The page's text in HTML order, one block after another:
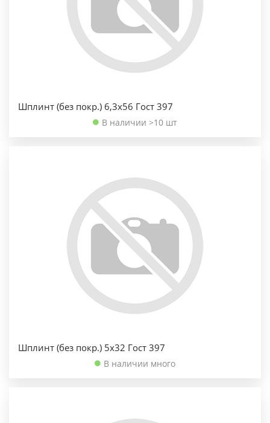
Шплинт (без покр.) 6,3х56 Гост 397
В наличии >10 шт
Шплинт (без покр.) 5х32 Гост 397
В наличии много